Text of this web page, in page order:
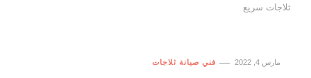
ثلاجات سريع
مارس 4, 2022 فني صيانة ثلاجات